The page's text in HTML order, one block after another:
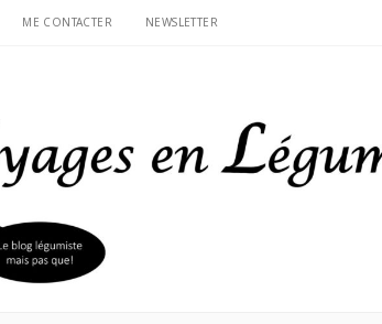
ME CONTACTER NEWSLETTER